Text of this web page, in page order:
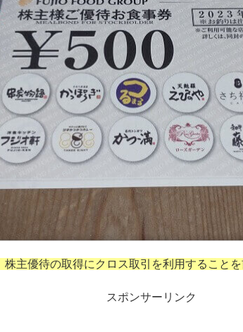
株主優待の取得にクロス取引を利用することを
スポンサーリンク